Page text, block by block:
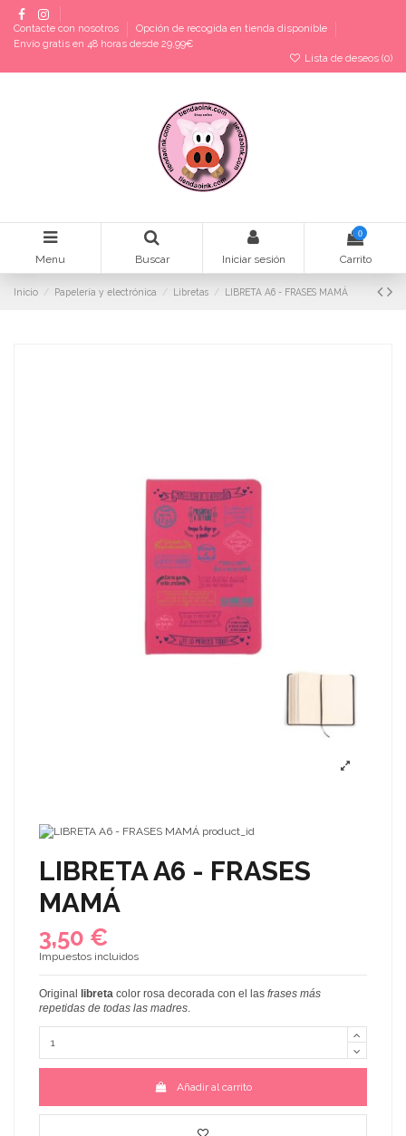
Contacte con nosotros
Opción de recogida en tienda disponible
Envío gratis en 48 horas desde 29,99€
Lista de deseos (0)
Menu Buscar Iniciar sesión
0
Carrito
Inicio Papelería y electrónica Libretas LIBRETA A6 - FRASES MAMÁ
LIBRETA A6 - FRASES
MAMÁ
3,50 €
Impuestos incluidos
Original libreta color rosa decorada con el las frases más
repetidas de todas las madres.
Añadir al carrito